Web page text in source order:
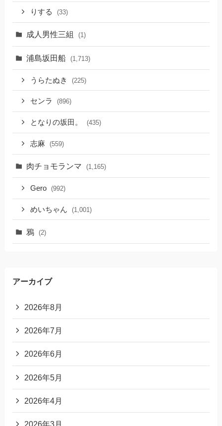
りする (33)
成人男性三組 (1)
浦島坂田船 (1,713)
うらたぬき (225)
センラ (896)
となりの坂田。 (435)
志麻 (559)
肉チョモランマ (1,165)
Gero (992)
めいちゃん (1,001)
鴉 (2)
アーカイブ
2026年8月
2026年7月
2026年6月
2026年5月
2026年4月
2026年3月